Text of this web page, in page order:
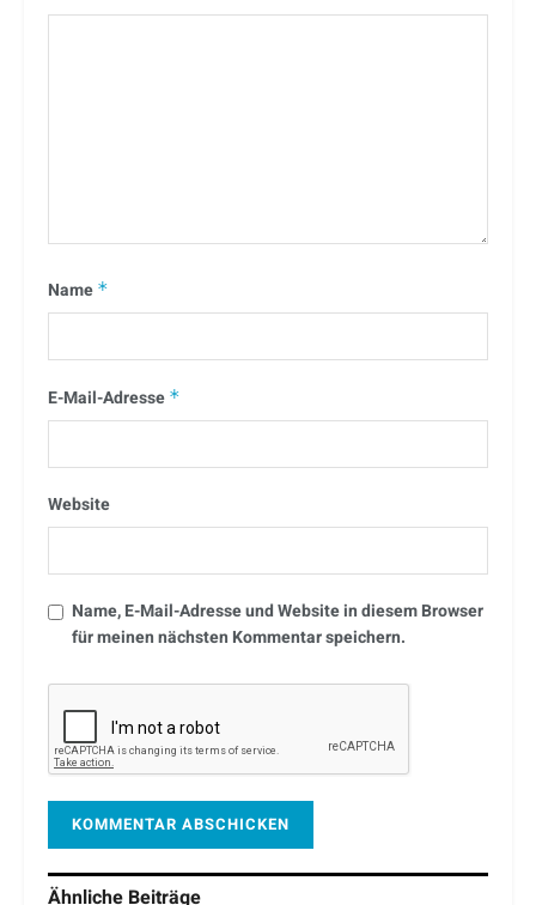
Name *
E-Mail-Adresse *
Website
Name, E-Mail-Adresse und Website in diesem Browser
für meinen nächsten Kommentar speichern.
Ähnliche Beiträge